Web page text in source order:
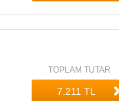
TOPLAM TUTAR